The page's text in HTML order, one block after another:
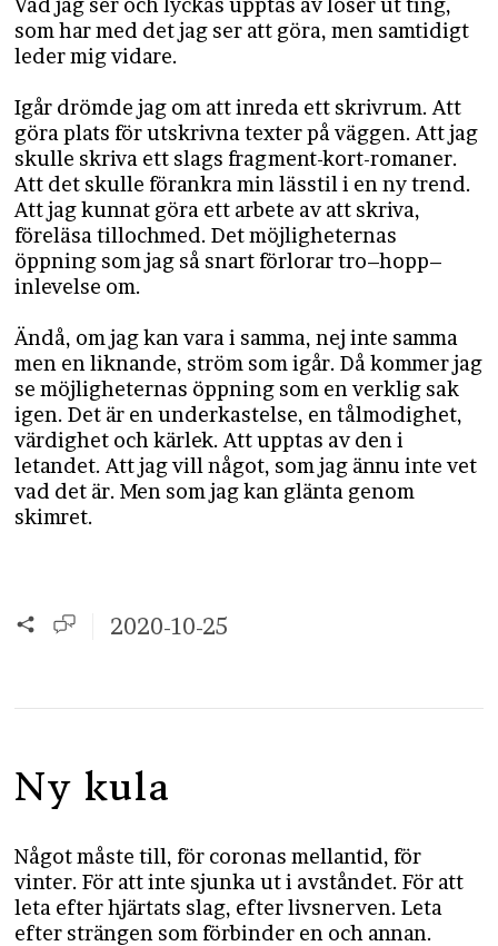
Vad jag ser och lyckas upptas av löser ut ting,
som har med det jag ser att göra, men samtidigt
leder mig vidare.
Igår drömde jag om att inreda ett skrivrum. Att
göra plats för utskrivna texter på väggen. Att jag
skulle skriva ett slags fragment-kort-romaner.
Att det skulle förankra min lässtil i en ny trend.
Att jag kunnat göra ett arbete av att skriva,
föreläsa tillochmed. Det möjligheternas
öppning som jag så snart förlorar tro–hopp–
inlevelse om.
Ändå, om jag kan vara i samma, nej inte samma
men en liknande, ström som igår. Då kommer jag
se möjligheternas öppning som en verklig sak
igen. Det är en underkastelse, en tålmodighet,
värdighet och kärlek. Att upptas av den i
letandet. Att jag vill något, som jag ännu inte vet
vad det är. Men som jag kan glänta genom
skimret.
2020-10-25
Ny kula
Något måste till, för coronas mellantid, för
vinter. För att inte sjunka ut i avståndet. För att
leta efter hjärtats slag, efter livsnerven. Leta
efter strängen som förbinder en och annan.